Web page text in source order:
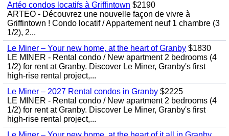
Artéo condos locatifs à Griffintown $2190
ARTÉO - Découvrez une nouvelle façon de vivre à
Griffintown ! Condo locatif / Appartement neuf 1 chambre (3
1/2), 2...
Le Miner – Your new home, at the heart of Granby $1830
LE MINER - Rental condo / New apartment 2 bedrooms (4
1/2) for rent at Granby. Discover Le Miner, Granby's first
high-rise rental project,...
Le Miner – 2027 Rental condos in Granby $2225
LE MINER - Rental condo / New apartment 2 bedrooms (4
1/2) for rent at Granby. Discover Le Miner, Granby's first
high-rise rental project,...